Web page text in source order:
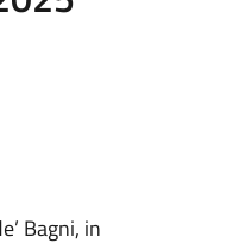
Bagni, in